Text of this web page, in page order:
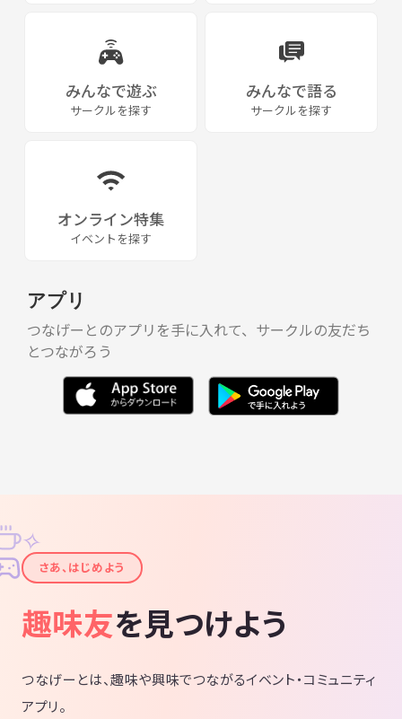
みんなで遊ぶ
サークルを探す
みんなで語る
サークルを探す
オンライン特集
イベントを探す
アプリ
つなげーとのアプリを手に入れて、サークルの友だち
とつながろう
✦
✧
さあ、はじめよう
趣味友を見つけよう
つなげーとは、趣味や興味でつながるイベント・コミュニティ
アプリ。